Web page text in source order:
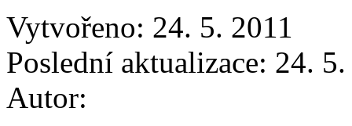
Vytvořeno: 24. 5. 2011
Poslední aktualizace: 24.
Autor: